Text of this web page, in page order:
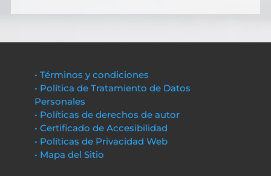
• Términos y condiciones
• Política de Tratamiento de Datos
Personales
• Políticas de derechos de autor
• Certificado de Accesibilidad
• Políticas de Privacidad Web
• Mapa del Sitio